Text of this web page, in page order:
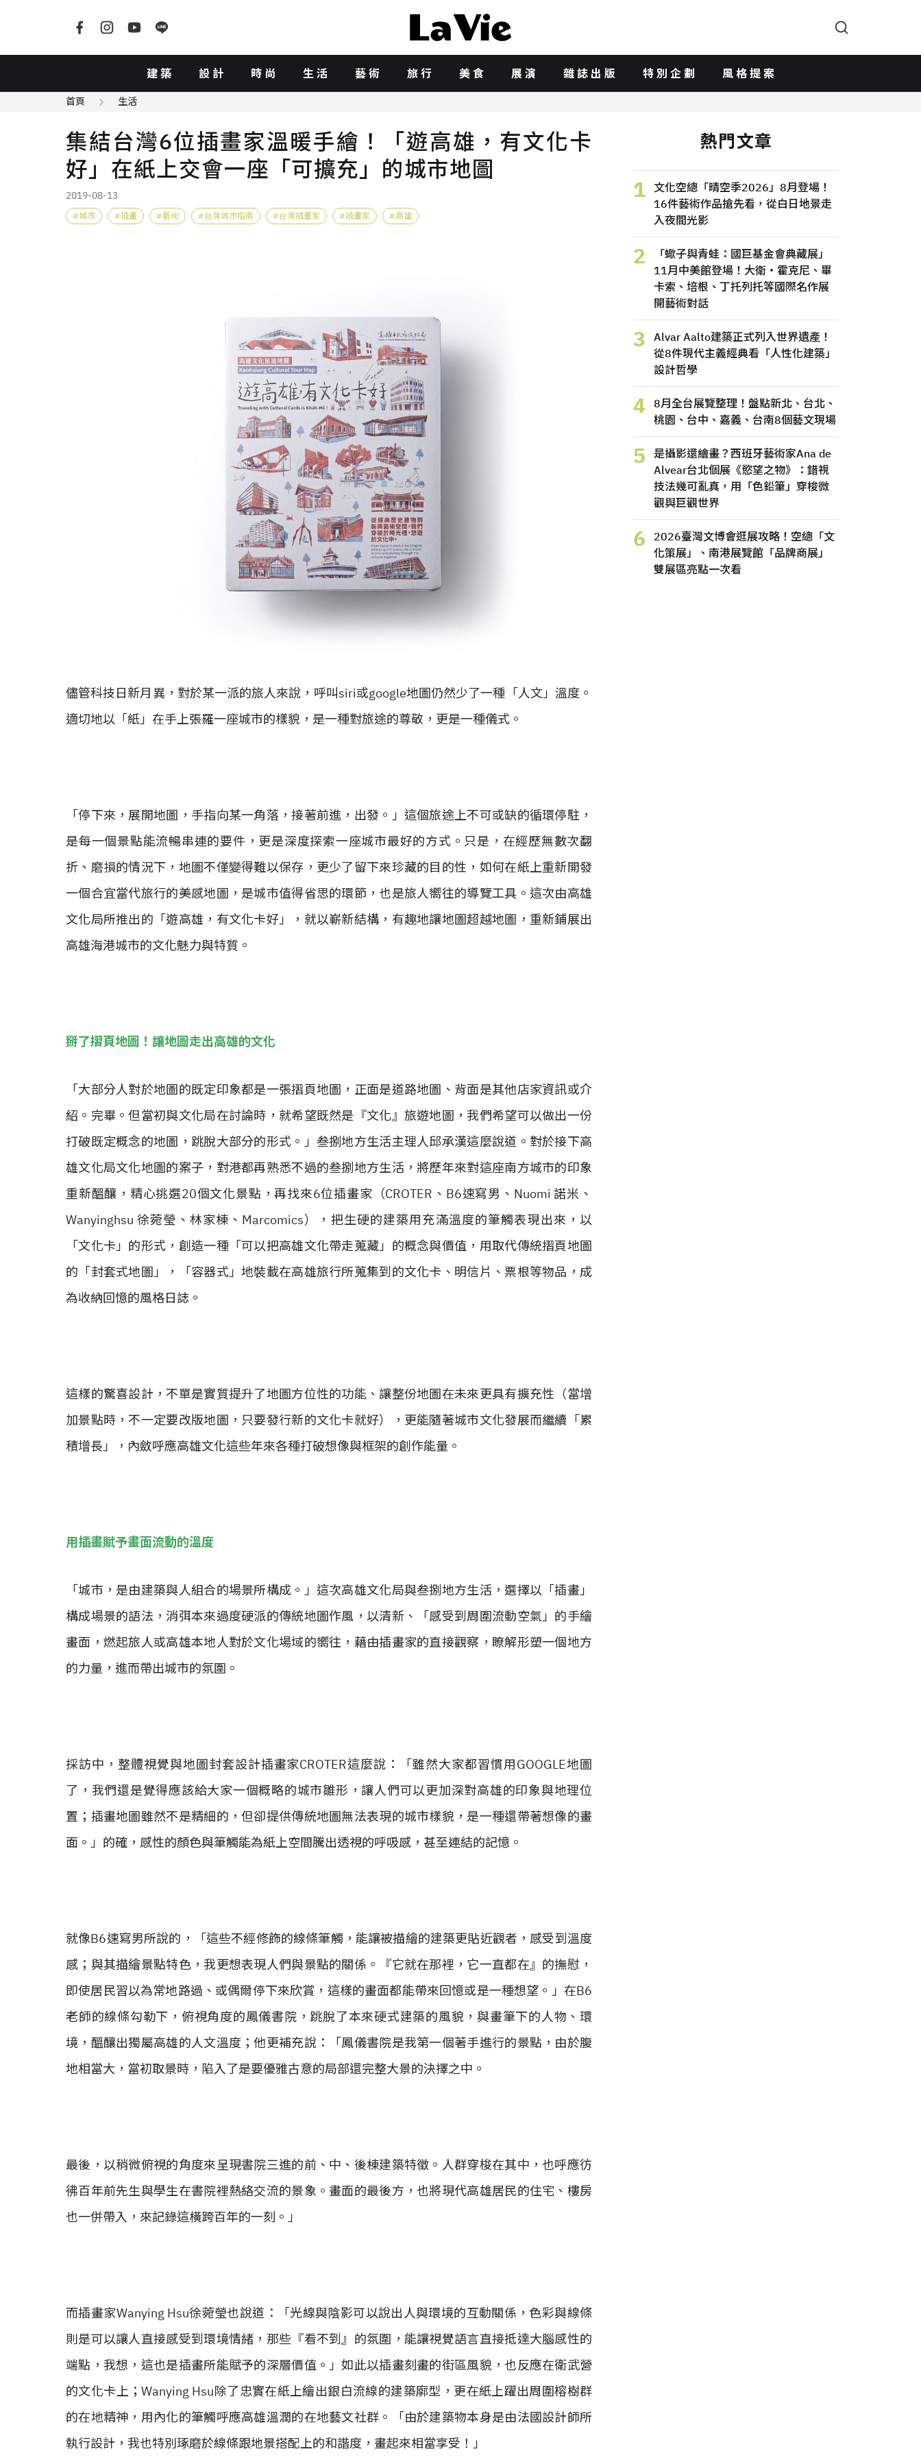
建築 設計 時尚 生活 藝術 旅行 美食 展演 雜誌出版 特別企劃 風格提案
首頁 生活
集結台灣6位插畫家溫暖手繪！「遊高雄，有文化卡
好」在紙上交會一座「可擴充」的城市地圖
2019-08-13
城市 插畫 藝術 台灣城市指南 台灣插畫家 插畫家 高雄
儘管科技日新月異，對於某一派的旅人來說，呼叫siri或google地圖仍然少了一種「人文」溫度。
適切地以「紙」在手上張羅一座城市的樣貌，是一種對旅途的尊敬，更是一種儀式。
「停下來，展開地圖，手指向某一角落，接著前進，出發。」這個旅途上不可或缺的循環停駐，
是每一個景點能流暢串連的要件，更是深度探索一座城市最好的方式。只是，在經歷無數次翻
折、磨損的情況下，地圖不僅變得難以保存，更少了留下來珍藏的目的性，如何在紙上重新開發
一個合宜當代旅行的美感地圖，是城市值得省思的環節，也是旅人嚮往的導覽工具。這次由高雄
文化局所推出的「遊高雄，有文化卡好」，就以嶄新結構，有趣地讓地圖超越地圖，重新鋪展出
高雄海港城市的文化魅力與特質。
掰了摺頁地圖！讓地圖走出高雄的文化
「大部分人對於地圖的既定印象都是一張摺頁地圖，正面是道路地圖、背面是其他店家資訊或介
紹。完畢。但當初與文化局在討論時，就希望既然是『文化』旅遊地圖，我們希望可以做出一份
打破既定概念的地圖，跳脫大部分的形式。」叁捌地方生活主理人邱承漢這麼說道。對於接下高
雄文化局文化地圖的案子，對港都再熟悉不過的叁捌地方生活，將歷年來對這座南方城市的印象
重新醞釀，精心挑選20個文化景點，再找來6位插畫家（CROTER、B6速寫男、Nuomi 諾米、
Wanyinghsu 徐菀瑩、林家棟、Marcomics），把生硬的建築用充滿溫度的筆觸表現出來，以
「文化卡」的形式，創造一種「可以把高雄文化帶走蒐藏」的概念與價值，用取代傳統摺頁地圖
的「封套式地圖」，「容器式」地裝載在高雄旅行所蒐集到的文化卡、明信片、票根等物品，成
為收納回憶的風格日誌。
這樣的驚喜設計，不單是實質提升了地圖方位性的功能、讓整份地圖在未來更具有擴充性（當增
加景點時，不一定要改版地圖，只要發行新的文化卡就好），更能隨著城市文化發展而繼續「累
積增長」，內斂呼應高雄文化這些年來各種打破想像與框架的創作能量。
用插畫賦予畫面流動的溫度
「城市，是由建築與人組合的場景所構成。」這次高雄文化局與叁捌地方生活，選擇以「插畫」
構成場景的語法，消弭本來過度硬派的傳統地圖作風，以清新、「感受到周圍流動空氣」的手繪
畫面，燃起旅人或高雄本地人對於文化場域的嚮往，藉由插畫家的直接觀察，瞭解形塑一個地方
的力量，進而帶出城市的氛圍。
採訪中，整體視覺與地圖封套設計插畫家CROTER這麼說：「雖然大家都習慣用GOOGLE地圖
了，我們還是覺得應該給大家一個概略的城市雛形，讓人們可以更加深對高雄的印象與地理位
置；插畫地圖雖然不是精細的，但卻提供傳統地圖無法表現的城市樣貌，是一種還帶著想像的畫
面。」的確，感性的顏色與筆觸能為紙上空間騰出透視的呼吸感，甚至連結的記憶。
就像B6速寫男所說的，「這些不經修飾的線條筆觸，能讓被描繪的建築更貼近觀者，感受到溫度
感；與其描繪景點特色，我更想表現人們與景點的關係。『它就在那裡，它一直都在』的撫慰，
即使居民習以為常地路過、或偶爾停下來欣賞，這樣的畫面都能帶來回憶或是一種想望。」在B6
老師的線條勾勒下，俯視角度的鳳儀書院，跳脫了本來硬式建築的風貌，與畫筆下的人物、環
境，醞釀出獨屬高雄的人文溫度；他更補充說：「鳳儀書院是我第一個著手進行的景點，由於腹
地相當大，當初取景時，陷入了是要優雅古意的局部還完整大景的決擇之中。
最後，以稍微俯視的角度來呈現書院三進的前、中、後棟建築特徵。人群穿梭在其中，也呼應彷
彿百年前先生與學生在書院裡熱絡交流的景象。畫面的最後方，也將現代高雄居民的住宅、樓房
也一併帶入，來記錄這橫跨百年的一刻。」
而插畫家Wanying Hsu徐菀瑩也說道：「光線與陰影可以說出人與環境的互動關係，色彩與線條
則是可以讓人直接感受到環境情緒，那些『看不到』的氛圍，能讓視覺語言直接抵達大腦感性的
端點，我想，這也是插畫所能賦予的深層價值。」如此以插畫刻畫的街區風貌，也反應在衛武營
的文化卡上；Wanying Hsu除了忠實在紙上繪出銀白流線的建築廓型，更在紙上躍出周圍榕樹群
的在地精神，用內化的筆觸呼應高雄溫潤的在地藝文社群。「由於建築物本身是由法國設計師所
執行設計，我也特別琢磨於線條跟地景搭配上的和諧度，畫起來相當享受！」
熱門文章
1
文化空總「晴空季2026」8月登場！
16件藝術作品搶先看，從白日地景走
入夜間光影
2
「蠍子與青蛙：國巨基金會典藏展」
11月中美館登場！大衛・霍克尼、畢
卡索、培根、丁托列托等國際名作展
開藝術對話
3
Alvar Aalto建築正式列入世界遺產！
從8件現代主義經典看「人性化建築」
設計哲學
4
8月全台展覽整理！盤點新北、台北、
桃園、台中、嘉義、台南8個藝文現場
5
是攝影還繪畫？西班牙藝術家Ana de
Alvear台北個展《慾望之物》：錯視
技法幾可亂真，用「色鉛筆」穿梭微
觀與巨觀世界
6
2026臺灣文博會逛展攻略！空總「文
化策展」、南港展覽館「品牌商展」
雙展區亮點一次看